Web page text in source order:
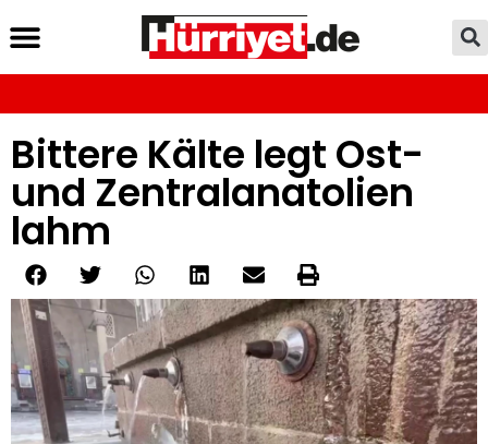
Bittere Kälte legt Ost-
und Zentralanatolien
lahm